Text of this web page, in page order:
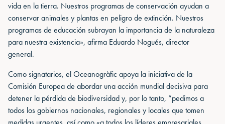
vida en la tierra. Nuestros programas de conservación ayudan a
conservar animales y plantas en peligro de extinción. Nuestros
programas de educación subrayan la importancia de la naturaleza
para nuestra existencia», afirma Eduardo Nogués, director
general.
Como signatarios, el Oceanogràfic apoya la iniciativa de la
Comisión Europea de abordar una acción mundial decisiva para
detener la pérdida de biodiversidad y, por lo tanto, “pedimos a
todos los gobiernos nacionales, regionales y locales que tomen